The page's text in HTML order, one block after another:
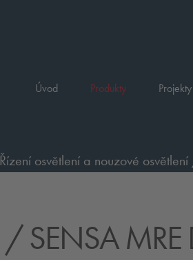
Úvod Produkty
Řízení osvětlení a nouzové osvětlení
/ SENSA